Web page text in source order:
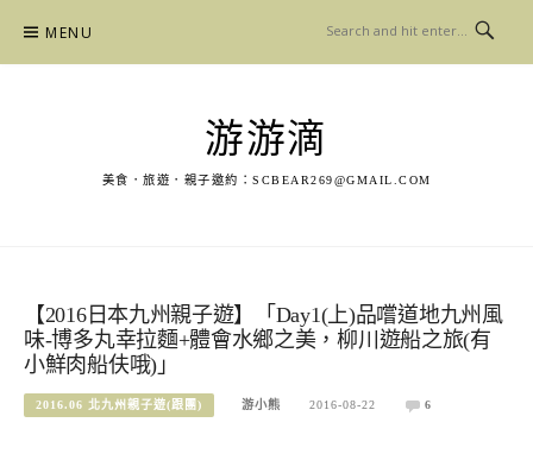
content
MENU
游游滴
美食．旅遊．親子邀約： SCBEAR269@GMAIL.COM
【2016日本九州親子遊】「Day1(上)品嚐道地九州風
味-博多丸幸拉麵+體會水鄉之美，柳川遊船之旅(有
小鮮肉船伕哦)」
2016.06 北九州親子遊(跟團) 游小熊 2016-08-22 6